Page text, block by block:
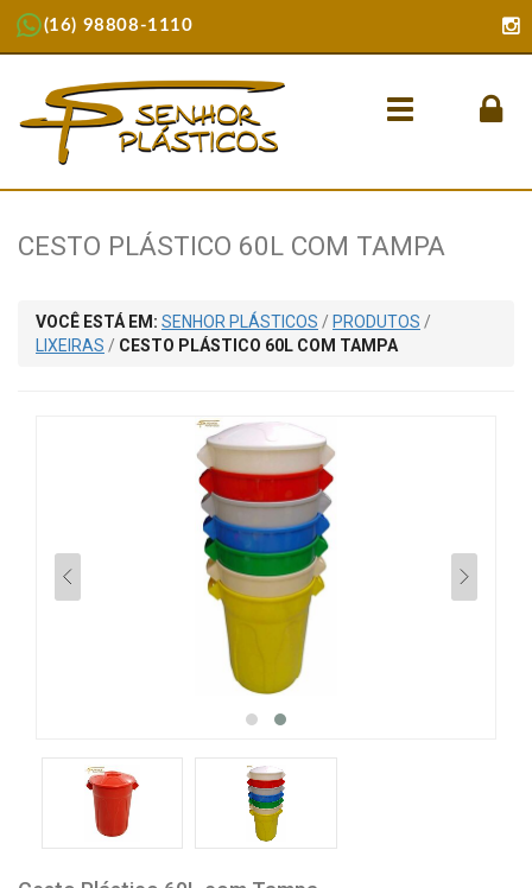
(16) 98808-1110
Menu
CESTO PLÁSTICO 60L COM TAMPA
VOCÊ ESTÁ EM: SENHOR PLÁSTICOS / PRODUTOS /
LIXEIRAS / CESTO PLÁSTICO 60L COM TAMPA